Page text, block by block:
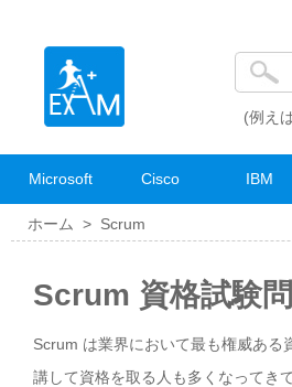
(例え
Microsoft Cisco IBM
ホーム > Scrum
Scrum 資格試験
Scrum は業界において最も権威あ
講して資格を取る人も多くなってき